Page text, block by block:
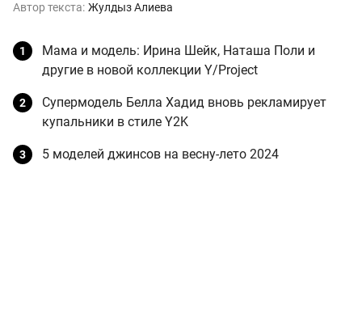
Автор текста: Жулдыз Алиева
Мама и модель: Ирина Шейк, Наташа Поли и
другие в новой коллекции Y/Project
Супермодель Белла Хадид вновь рекламирует
купальники в стиле Y2K
5 моделей джинсов на весну-лето 2024